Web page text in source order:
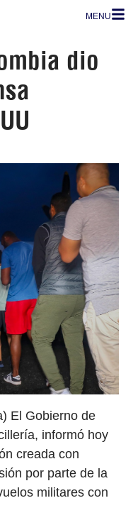
MENU
dio
El Gobierno de
informó hoy
creada con
por parte de la
militares con